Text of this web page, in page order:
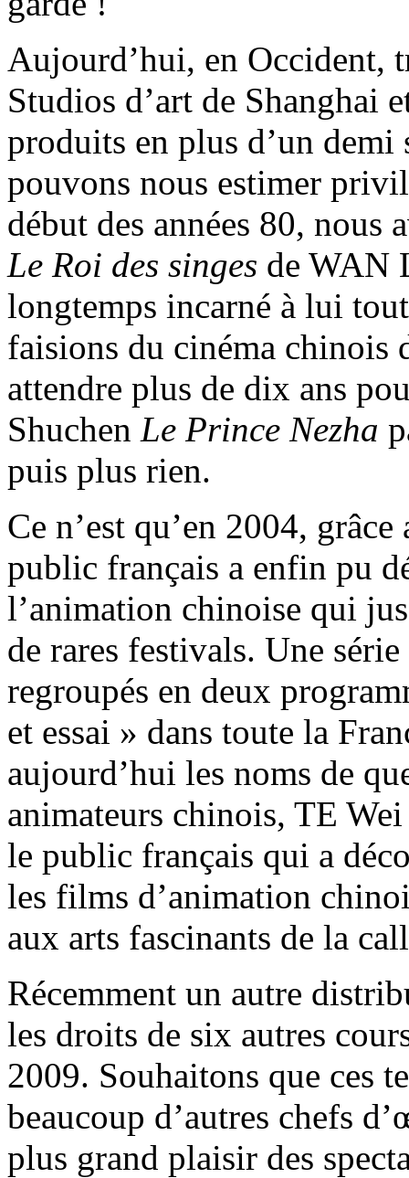
Aujourd’hui, en Occident,
Studios d’art de Shanghai
produits en plus d’un demi
pouvons nous estimer
début des années 80,
Le Roi des singes de WAN
longtemps incarné à lui
faisions du cinéma chinois
attendre plus de dix ans
Shuchen Le Prince Nezha
puis plus rien.
Ce n’est qu’en 2004,
public français a enfin pu
l’animation chinoise qui
de rares festivals. Une
regroupés en deux
et essai » dans toute la
aujourd’hui les noms de
animateurs chinois, TE
le public français qui a
les films d’animation
aux arts fascinants de la
Récemment un autre
les droits de six autres
2009. Souhaitons que ces
beaucoup d’autres chefs
plus grand plaisir des